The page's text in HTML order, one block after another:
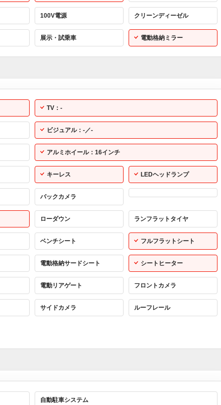
100V電源 クリーンディーゼル
展示・試乗車 電動格納ミラー
TV：-
ビジュアル：-／-
アルミホイール：16インチ
キーレス LEDヘッドランプ
バックカメラ
ローダウン ランフラットタイヤ
ベンチシート フルフラットシート
電動格納サードシート シートヒーター
電動リアゲート フロントカメラ
サイドカメラ ルーフレール
自動駐車システム